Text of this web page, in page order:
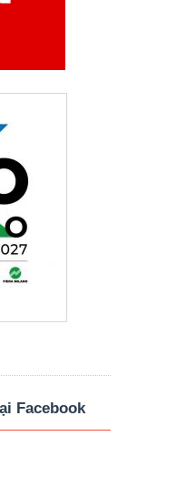
Facebook